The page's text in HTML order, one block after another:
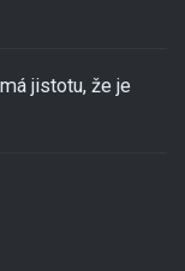
jistotu, že je